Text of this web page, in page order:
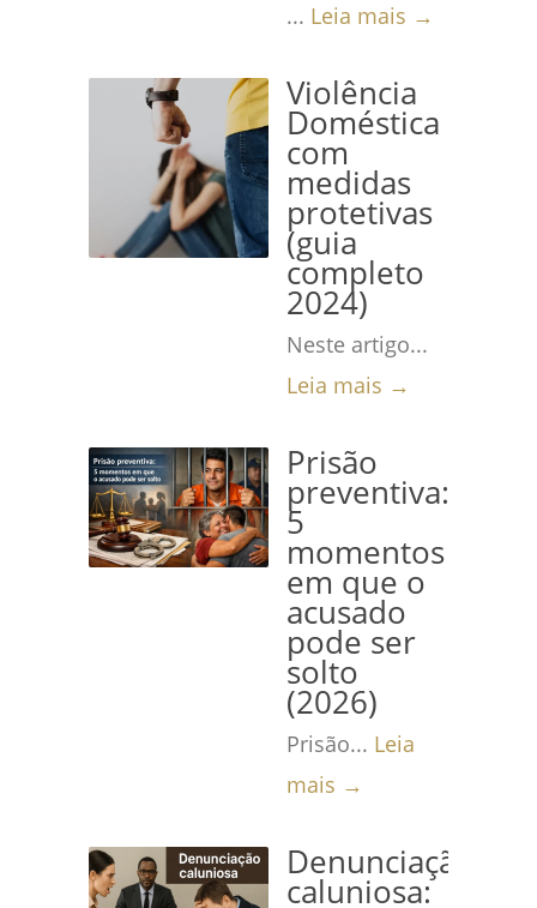
... Leia mais →
Violência
Doméstica
com
medidas
protetivas
(guia
completo
2024)
Neste artigo...
Leia mais →
Prisão
preventiva:
5
momentos
em que o
acusado
pode ser
solto
(2026)
Prisão... Leia
mais →
Denunciação
caluniosa: